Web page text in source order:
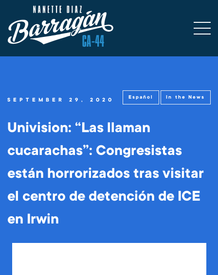
SEPTEMBER 29, 2020 Español In the News
Univision: “Las llaman
cucarachas”: Congresistas
están horrorizados tras visitar
el centro de detención de ICE
en Irwin